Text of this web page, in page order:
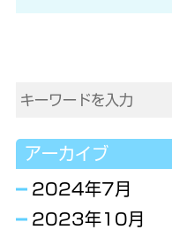
アーカイブ
2024年7月
2023年10月